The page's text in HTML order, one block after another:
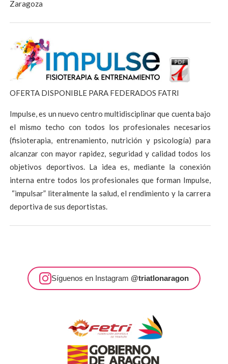
Zaragoza
OFERTA DISPONIBLE PARA FEDERADOS FATRI
Impulse, es un nuevo centro multidisciplinar que cuenta bajo
el mismo techo con todos los profesionales necesarios
(fisioterapia, entrenamiento, nutrición y psicología) para
alcanzar con mayor rapidez, seguridad y calidad todos los
objetivos deportivos. La idea es, mediante la conexión
interna entre todos los profesionales que forman Impulse,
“impulsar” literalmente la salud, el rendimiento y la carrera
deportiva de sus deportistas.
Síguenos en Instagram @triatlonaragon